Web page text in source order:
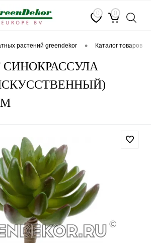
0 0
растений greendekor • каталог товаров